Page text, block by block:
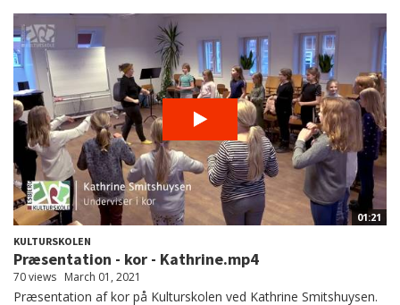
01:21
KULTURSKOLEN
Præsentation - kor - Kathrine.mp4
70 views March 01, 2021
Præsentation af kor på Kulturskolen ved Kathrine Smitshuysen.